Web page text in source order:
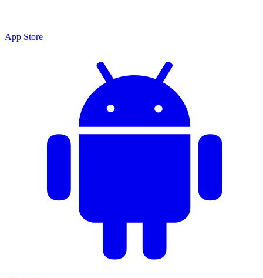
App Store